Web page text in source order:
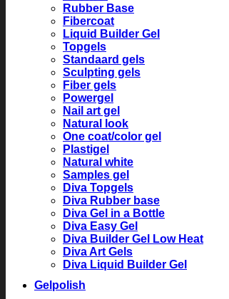
Rubber Base
Fibercoat
Liquid Builder Gel
Topgels
Standaard gels
Sculpting gels
Fiber gels
Powergel
Nail art gel
Natural look
One coat/color gel
Plastigel
Natural white
Samples gel
Diva Topgels
Diva Rubber base
Diva Gel in a Bottle
Diva Easy Gel
Diva Builder Gel Low Heat
Diva Art Gels
Diva Liquid Builder Gel
Gelpolish